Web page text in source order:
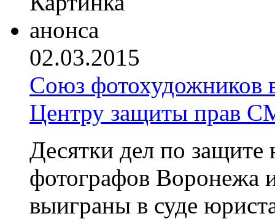
02.03.2015
Союз фотохудожников
Центру защиты прав
Десятки дел по
фотографов Воронежа
выиграны в суде